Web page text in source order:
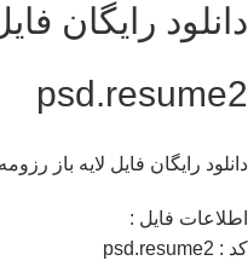
دانلود رایگان
psd.resume2
دانلود رایگان فایل لایه باز رزومه
اطلاعات فايل :
کد : psd.resume2